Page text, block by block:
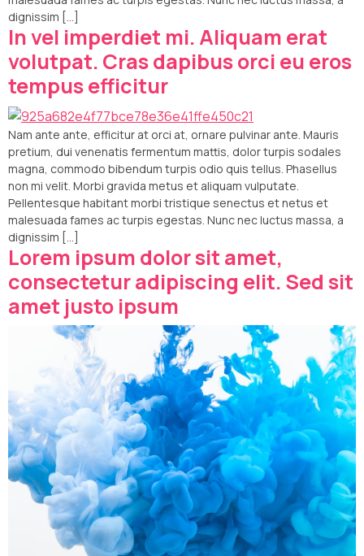
dignissim […]
In vel imperdiet mi. Aliquam erat
volutpat. Cras dapibus orci eu eros
tempus efficitur
Nam ante ante, efficitur at orci at, ornare pulvinar ante. Mauris
pretium, dui venenatis fermentum mattis, dolor turpis sodales
magna, commodo bibendum turpis odio quis tellus. Phasellus
non mi velit. Morbi gravida metus et aliquam vulputate.
Pellentesque habitant morbi tristique senectus et netus et
malesuada fames ac turpis egestas. Nunc nec luctus massa, a
dignissim […]
Lorem ipsum dolor sit amet,
consectetur adipiscing elit. Sed sit
amet justo ipsum